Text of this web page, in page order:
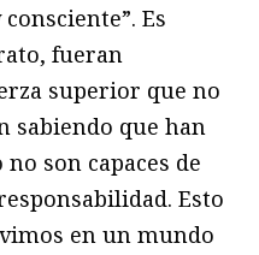
Es
fueran
superior que no
sabiendo que han
son capaces de
Esto
en un mundo